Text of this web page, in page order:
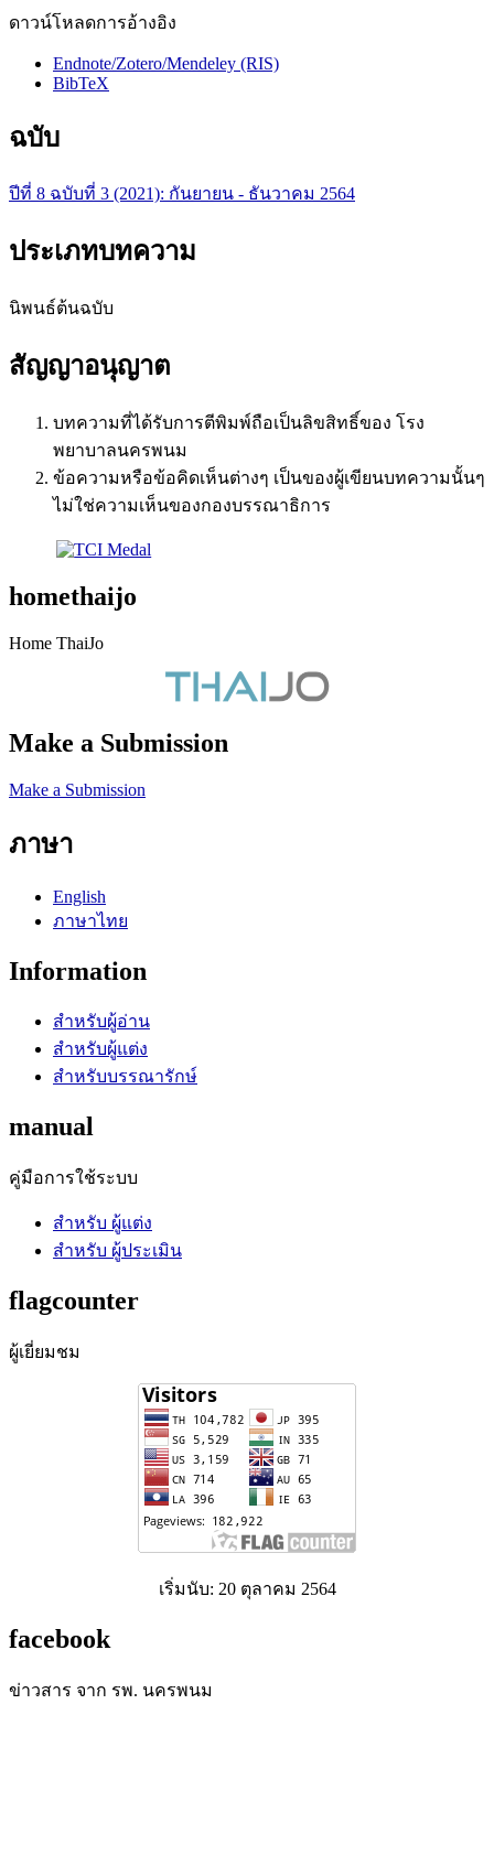
ดาวน์โหลดการอ้างอิง
Endnote/Zotero/Mendeley (RIS)
BibTeX
ฉบับ
ปีที่ 8 ฉบับที่ 3 (2021): กันยายน - ธันวาคม 2564
ประเภทบทความ
นิพนธ์ต้นฉบับ
สัญญาอนุญาต
บทความที่ได้รับการตีพิมพ์ถือเป็นลิขสิทธิ์ของ โรง
พยาบาลนครพนม
ข้อความหรือข้อคิดเห็นต่างๆ เป็นของผู้เขียนบทความนั้นๆ
ไม่ใช่ความเห็นของกองบรรณาธิการ
homethaijo
Home ThaiJo
Make a Submission
Make a Submission
ภาษา
English
ภาษาไทย
Information
สำหรับผู้อ่าน
สำหรับผู้แต่ง
สำหรับบรรณารักษ์
manual
คู่มือการใช้ระบบ
สำหรับ ผู้แต่ง
สำหรับ ผู้ประเมิน
flagcounter
ผู้เยี่ยมชม
เริ่มนับ: 20 ตุลาคม 2564
facebook
ข่าวสาร จาก รพ. นครพนม